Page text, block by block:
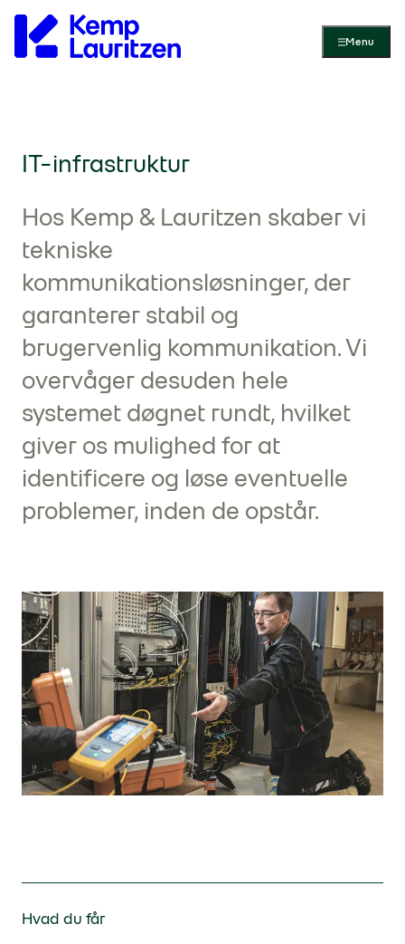
Menu
IT-infrastruktur
Hos Kemp & Lauritzen skaber vi
tekniske
kommunikationsløsninger, der
garanterer stabil og
brugervenlig kommunikation. Vi
overvåger desuden hele
systemet døgnet rundt, hvilket
giver os mulighed for at
identificere og løse eventuelle
problemer, inden de opstår.
Hvad du får